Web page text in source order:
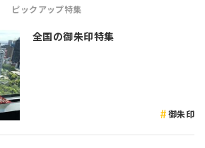
ピックアップ特集
全国の御朱印特集
御朱印